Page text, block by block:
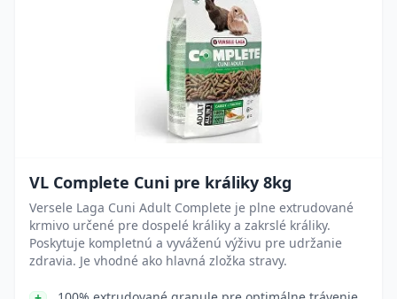
VL Complete Cuni pre králiky 8kg
Versele Laga Cuni Adult Complete je plne extrudované
krmivo určené pre dospelé králiky a zakrslé králiky.
Poskytuje kompletnú a vyváženú výživu pre udržanie
zdravia. Je vhodné ako hlavná zložka stravy.